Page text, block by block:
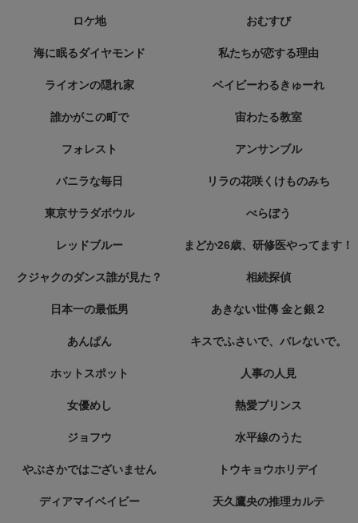
ロケ地 おむすび
海に眠るダイヤモンド 私たちが恋する理由
ライオンの隠れ家 ベイビーわるきゅーれ
誰かがこの町で 宙わたる教室
フォレスト アンサンブル
バニラな毎日 リラの花咲くけものみち
東京サラダボウル べらぼう
レッドブルー まどか26歳、研修医やってます！
クジャクのダンス誰が見た？ 相続探偵
日本一の最低男 あきない世傳 金と銀２
あんぱん キスでふさいで、バレないで。
ホットスポット 人事の人見
女優めし 熱愛プリンス
ジョフウ 水平線のうた
やぶさかではございません トウキョウホリデイ
ディアマイベイビー 天久鷹央の推理カルテ